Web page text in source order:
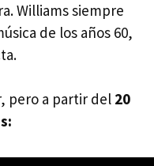
Williams siempre
de los años 60,
pero a partir del 20